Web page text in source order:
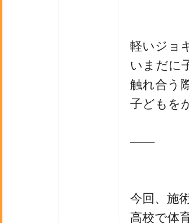
軽いジョ
いまだに
触れ合う
子どもを
――
今回、施
高校で体